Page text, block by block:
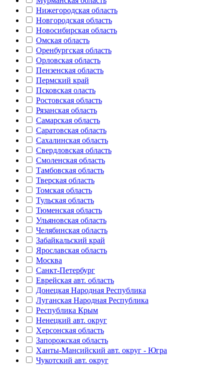
Нижегородская область
Новгородская область
Новосибирская область
Омская область
Оренбургская область
Орловская область
Пензенская область
Пермский край
Псковская оласть
Ростовская область
Рязанская область
Самарская область
Саратовская область
Сахалинская область
Свердловская область
Смоленская область
Тамбовская область
Тверская область
Томская область
Тульская область
Тюменская область
Ульяновская область
Челябинская область
Забайкальский край
Ярославская область
Москва
Санкт-Петербург
Еврейская авт. область
Донецкая Народная Республика
Луганская Народная Республика
Республика Крым
Ненецкий авт. округ
Херсонская область
Запорожская область
Ханты-Мансийский авт. округ - Югра
Чукотский авт. округ